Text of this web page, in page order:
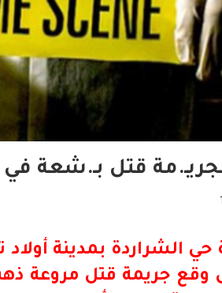
قتل بـ.شعة في
الشراردة بمدينة أولاد
وقع جريمة قتل مروعة